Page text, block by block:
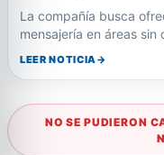
La compañía busca
mensajería en áreas
LEER NOTICIA
NO SE PUDIERON